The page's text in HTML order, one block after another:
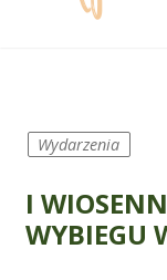
Wydarzenia
I
WYBIEGU